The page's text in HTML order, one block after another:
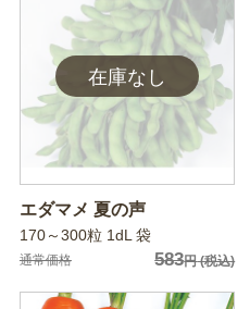
エダマメ 夏の声
170～300粒 1dL 袋
通常価格 583円(税込)